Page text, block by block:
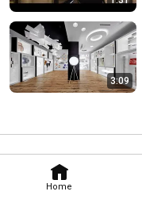
Home
3:09